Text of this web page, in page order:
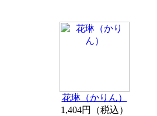
花琳（かりん）
1,404円（税込）